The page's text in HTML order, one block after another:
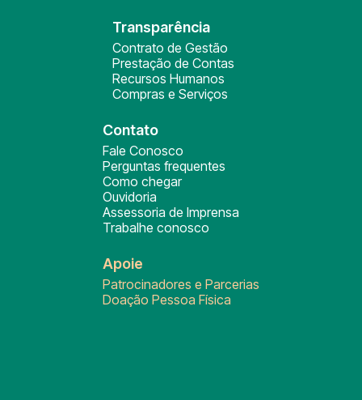
Transparência
Contrato de Gestão
Prestação de Contas
Recursos Humanos
Compras e Serviços
Contato
Fale Conosco
Perguntas frequentes
Como chegar
Ouvidoria
Assessoria de Imprensa
Trabalhe conosco
Apoie
Patrocinadores e Parcerias
Doação Pessoa Física